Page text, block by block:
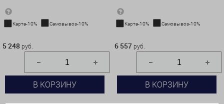
Карта-10% Самовывоз-10%
5 248 руб.
В КОРЗИНУ
Карта-10% Самовывоз-10%
6 557 руб.
В КОРЗИНУ